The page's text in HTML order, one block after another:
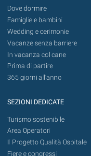
Dove dormire
Famiglie e bambini
Wedding e cerimonie
Vacanze senza barriere
In vacanza col cane
Prima di partire
365 giorni all’anno
SEZIONI DEDICATE
Turismo sostenibile
Area Operatori
Il Progetto Qualità Ospitale
Fiere e congressi